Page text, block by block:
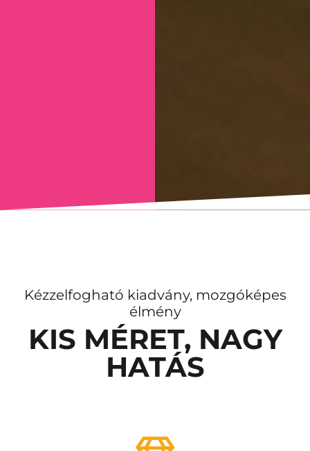
Kézzelfogható kiadvány, mozgóképes
élmény
KIS MÉRET, NAGY
HATÁS